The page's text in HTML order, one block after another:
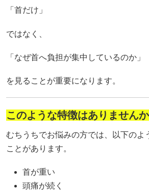
「首だけ」
ではなく、
「なぜ首へ負担が集中しているのか」
を見ることが重要になります。
このような特徴はありません
むちうちでお悩みの方では、以下のよ
ことがあります。
首が重い
頭痛が続く